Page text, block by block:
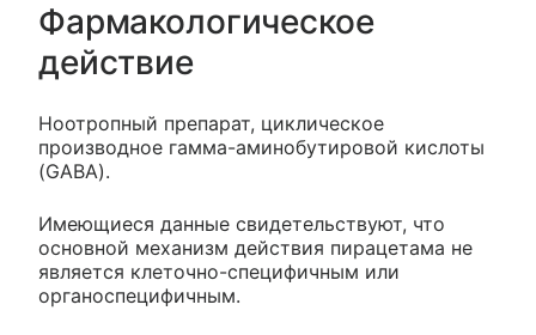
Фармакологическое
действие
Ноотропный препарат, циклическое
производное гамма-аминобутировой кислоты
(GABA).
Имеющиеся данные свидетельствуют, что
основной механизм действия пирацетама не
является клеточно-специфичным или
органоспецифичным.